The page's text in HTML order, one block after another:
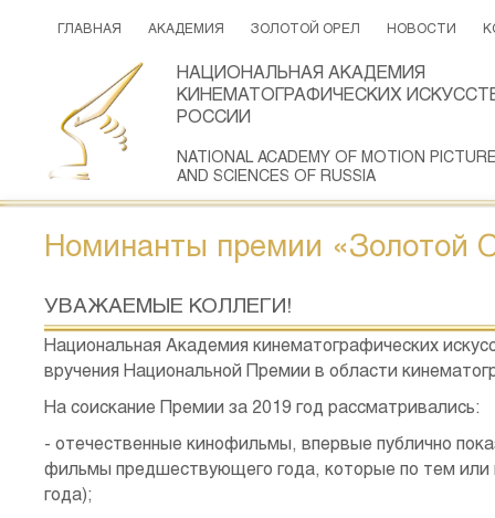
ГЛАВНАЯ АКАДЕМИЯ ЗОЛОТОЙ ОРЕЛ НОВОСТИ
НАЦИОНАЛЬНАЯ АКАДЕМИЯ
КИНЕМАТОГРАФИЧЕСКИХ
РОССИИ
NATIONAL ACADEMY OF MOTION
AND SCIENCES OF RUSSIA
Номинанты премии «Золотой
УВАЖАЕМЫЕ КОЛЛЕГИ!
Национальная Академия кинематографических
вручения Национальной Премии в области
На соискание Премии за 2019 год рассматривались:
- отечественные кинофильмы, впервые публично
фильмы предшествующего года, которые по тем или
года);